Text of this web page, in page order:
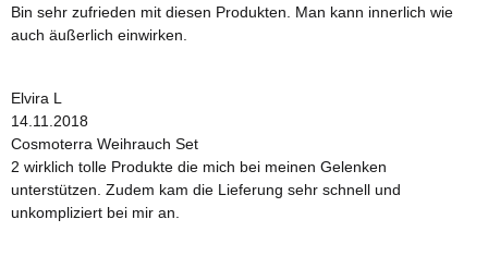
Bin sehr zufrieden mit diesen Produkten. Man kann innerlich wie
auch äußerlich einwirken.
Elvira L
14.11.2018
Cosmoterra Weihrauch Set
2 wirklich tolle Produkte die mich bei meinen Gelenken
unterstützen. Zudem kam die Lieferung sehr schnell und
unkompliziert bei mir an.